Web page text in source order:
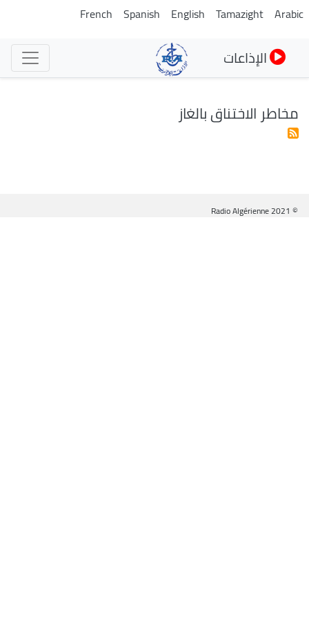
تجاوز
Arabic
Tamazight
English
Spanish
French
الإذاعات
مخاطر الاختناق بالغاز
© Radio Algérienne 2021